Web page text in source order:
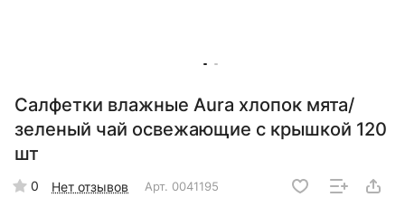
Салфетки влажные Aura хлопок мята/
зеленый чай освежающие с крышкой 120
шт
0 Нет отзывов Арт. 0041195